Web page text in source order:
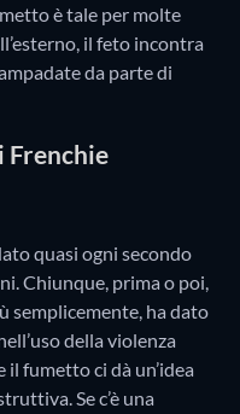
è tale per molte
il feto incontra
da parte di
Frenchie
quasi ogni secondo
Chiunque, prima o poi,
semplicemente, ha dato
della violenza
il fumetto ci dà un’idea
Se c’è una